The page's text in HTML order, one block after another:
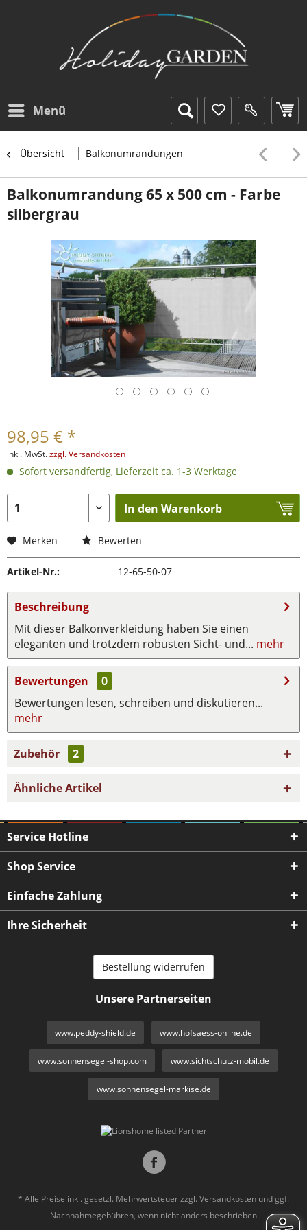
Menü
Übersicht Balkonumrandungen
Balkonumrandung 65 x 500 cm - Farbe
silbergrau
98,95 € *
inkl. MwSt.zzgl. Versandkosten
Sofort versandfertig, Lieferzeit ca. 1-3 Werktage
In den Warenkorb
Merken Bewerten
Artikel-Nr.: 12-65-50-07
Beschreibung
Mit dieser Balkonverkleidung haben Sie einen
eleganten und trotzdem robusten Sicht- und... mehr
Bewertungen
0
Bewertungen lesen, schreiben und diskutieren...
mehr
Zubehör 2
Ähnliche Artikel
Service Hotline
Shop Service
Einfache Zahlung
Ihre Sicherheit
Bestellung widerrufen
Unsere Partnerseiten
www.peddy-shield.de www.hofsaess-online.de
www.sonnensegel-shop.com www.sichtschutz-mobil.de
www.sonnensegel-markise.de
* Alle Preise inkl. gesetzl. Mehrwertsteuer zzgl. Versandkosten und ggf.
Nachnahmegebühren, wenn nicht anders beschrieben